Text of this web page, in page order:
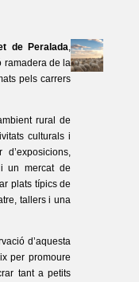
de Peralada,
ramadera de la
pels carrers
rural de
culturals i
i un mercat de
plats típics de
tallers i una
d’aquesta
per promoure
tant a petits